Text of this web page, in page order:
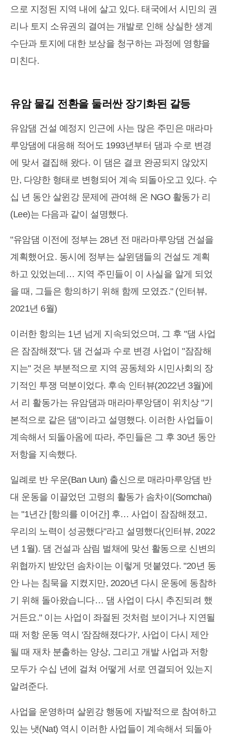
으로 지정된 지역 내에 살고 있다. 태국에서 시민의 권
리나 토지 소유권의 결여는 개발로 인해 상실한 생계
수단과 토지에 대한 보상을 청구하는 과정에 영향을
미친다.
유암 물길 전환을 둘러싼 장기화된 갈등
유암댐 건설 예정지 인근에 사는 많은 주민은 매라마
루앙댐에 대응해 적어도 1993년부터 댐과 수로 변경
에 맞서 결집해 왔다. 이 댐은 결코 완공되지 않았지
만, 다양한 형태로 변형되어 계속 되돌아오고 있다. 수
십 년 동안 살윈강 문제에 관여해 온 NGO 활동가 리
(Lee)는 다음과 같이 설명했다.
"유암댐 이전에 정부는 28년 전 매라마루앙댐 건설을
계획했어요. 동시에 정부는 살윈댐들의 건설도 계획
하고 있었는데… 지역 주민들이 이 사실을 알게 되었
을 때, 그들은 항의하기 위해 함께 모였죠." (인터뷰,
2021년 6월)
이러한 항의는 1년 넘게 지속되었으며, 그 후 "댐 사업
은 잠잠해졌"다. 댐 건설과 수로 변경 사업이 "잠잠해
지는" 것은 부분적으로 지역 공동체와 시민사회의 장
기적인 투쟁 덕분이었다. 후속 인터뷰(2022년 3월)에
서 리 활동가는 유암댐과 매라마루앙댐이 위치상 "기
본적으로 같은 댐"이라고 설명했다. 이러한 사업들이
계속해서 되돌아옴에 따라, 주민들은 그 후 30년 동안
저항을 지속했다.
일례로 반 우운(Ban Uun) 출신으로 매라마루앙댐 반
대 운동을 이끌었던 고령의 활동가 솜차이(Somchai)
는 "1년간 [항의를 이어간] 후… 사업이 잠잠해졌고,
우리의 노력이 성공했다"라고 설명했다(인터뷰, 2022
년 1월). 댐 건설과 삼림 벌채에 맞선 활동으로 신변의
위협까지 받았던 솜차이는 이렇게 덧붙였다. "20년 동
안 나는 침묵을 지켰지만, 2020년 다시 운동에 동참하
기 위해 돌아왔습니다… 댐 사업이 다시 추진되려 했
거든요." 이는 사업이 좌절된 것처럼 보이거나 지연될
때 저항 운동 역시 '잠잠해졌다가', 사업이 다시 제안
될 때 재차 분출하는 양상, 그리고 개발 사업과 저항
모두가 수십 년에 걸쳐 어떻게 서로 연결되어 있는지
알려준다.
사업을 운영하며 살윈강 행동에 자발적으로 참여하고
있는 냇(Nat) 역시 이러한 사업들이 계속해서 되돌아